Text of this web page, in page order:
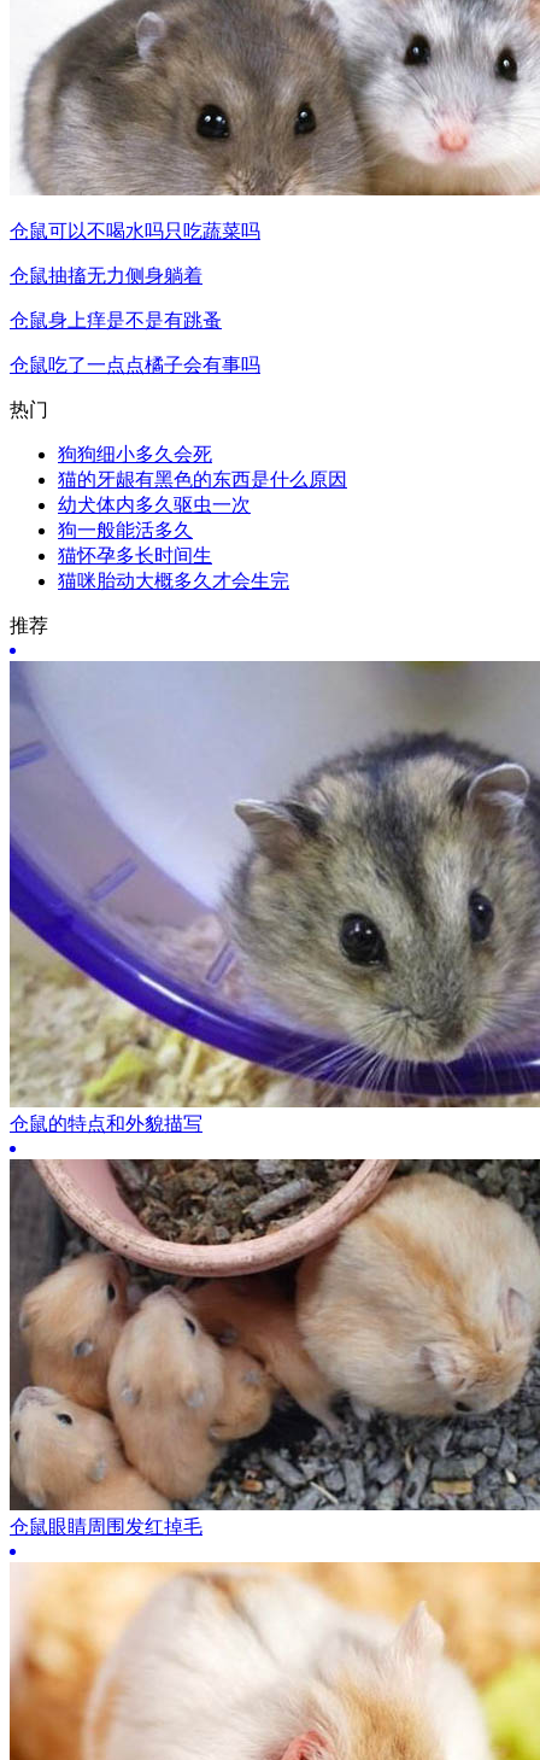
仓鼠可以不喝水吗只吃蔬菜吗
仓鼠抽搐无力侧身躺着
仓鼠身上痒是不是有跳蚤
仓鼠吃了一点点橘子会有事吗
热门
狗狗细小多久会死
猫的牙龈有黑色的东西是什么原因
幼犬体内多久驱虫一次
狗一般能活多久
猫怀孕多长时间生
猫咪胎动大概多久才会生完
推荐
仓鼠的特点和外貌描写
仓鼠眼睛周围发红掉毛